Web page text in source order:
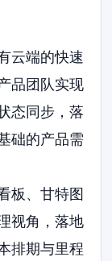
云端的快速
品团队实现
态同步，落
础的产品需
板、甘特图
视角，落地
排期与里程